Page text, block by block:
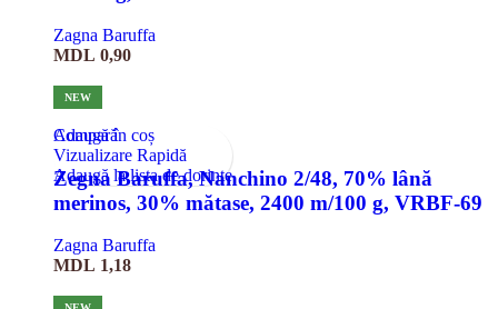
Zagna Baruffa
MDL 0,90
NEW
Compară
Vizualizare Rapidă
Adaugă la lista de dorințe
Adaugă în coș
Zegna Baruffa, Nanchino 2/48, 70% lână
merinos, 30% mătase, 2400 m/100 g, VRBF-69
Zagna Baruffa
MDL 1,18